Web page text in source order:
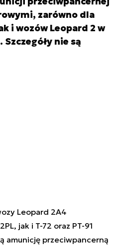
zarówno dla
i wozów Leopard 2 w
Szczegóły nie są
Leopard 2A4
jak i T-72 oraz PT-91
amunicję przeciwpancerną